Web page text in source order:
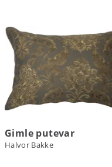
Gimle putevar
Halvor Bakke